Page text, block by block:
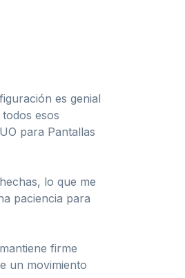
es genial
esos
para Pantallas
lo que me
paciencia para
firme
un movimiento